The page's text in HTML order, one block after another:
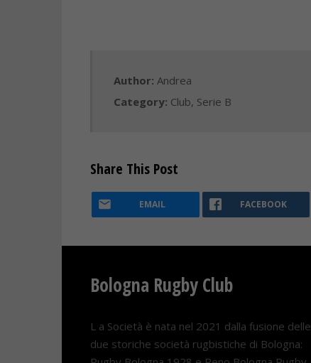
Author: Andrea
Category: Club, Serie B
Share This Post
EMAIL FACEBOOK
Bologna Rugby Club
L a Società è nata nel 2021 dalla fusione delle
due storiche società rugbistiche di Bologna: